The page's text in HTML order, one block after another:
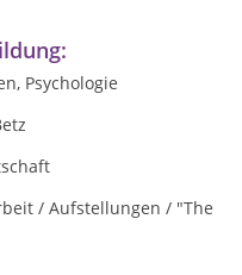
Psychologie
/ Aufstellungen / "The